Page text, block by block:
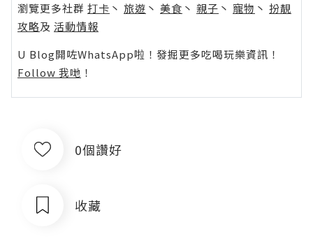
瀏覽更多社群 打卡 丶 旅遊 丶 美食 丶 親子 丶 寵物 丶 扮靚
攻略及 活動情報
U Blog開咗WhatsApp啦！發掘更多吃喝玩樂資訊！
Follow 我哋 ！
0個讚好
收藏